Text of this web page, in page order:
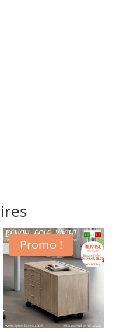
Promo !